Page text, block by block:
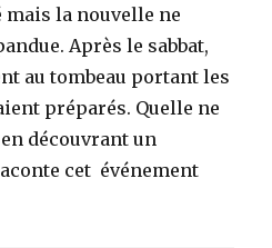
mais la nouvelle ne
Après le sabbat,
au tombeau portant les
préparés. Quelle ne
découvrant un
cet événement